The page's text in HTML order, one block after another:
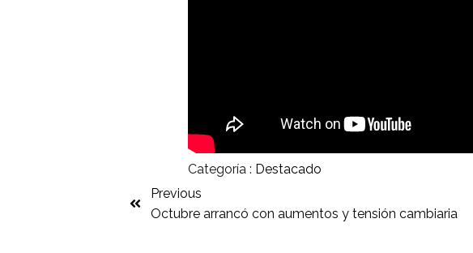
Categoría : Destacado
Previous
Octubre arrancó con aumentos y tensión cambiaria